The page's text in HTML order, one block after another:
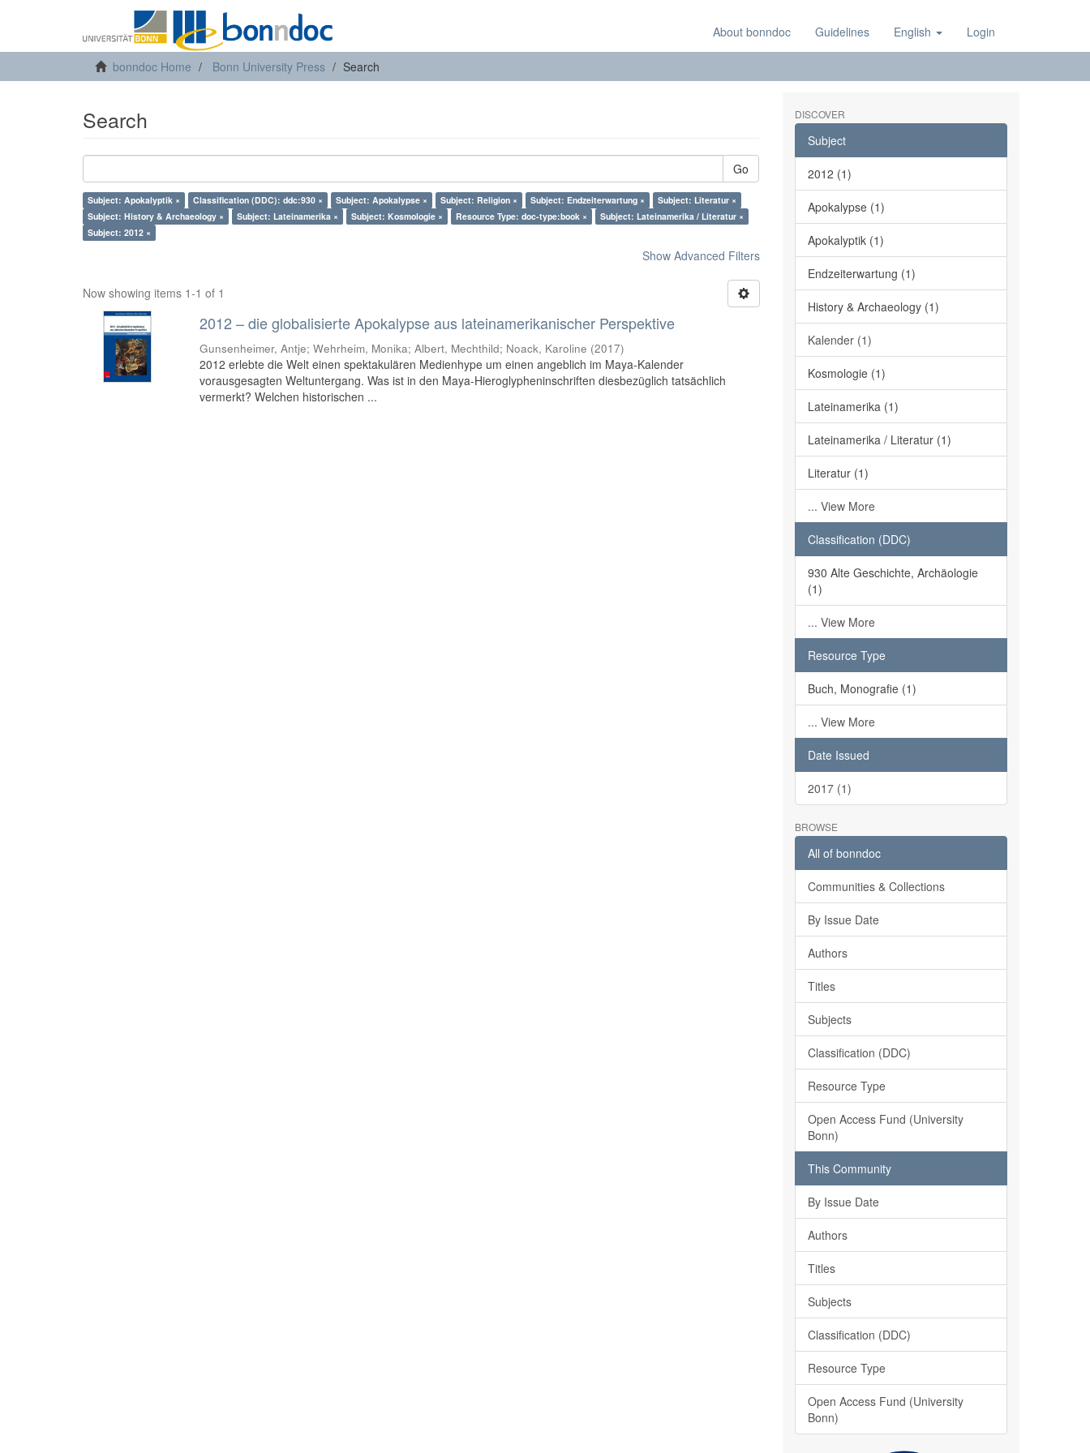
About bonndoc Guidelines English Login
bonndoc Home Bonn University Press Search
Search
Go
Subject: Apokalyptik × Classification (DDC): ddc:930 × Subject: Apokalypse × Subject: Religion × Subject: Endzeiterwartung ×
Subject: Literatur ×
Subject: History & Archaeology ×
Subject: Lateinamerika × Subject: Kosmologie × Resource Type: doc-type:book ×
Subject: Lateinamerika / Literatur ×
Subject: 2012 ×
Show Advanced Filters
Now showing items 1-1 of 1
2012 – die globalisierte Apokalypse aus lateinamerikanischer Perspektive
Gunsenheimer, Antje; Wehrheim, Monika; Albert, Mechthild; Noack, Karoline (2017)
2012 erlebte die Welt einen spektakulären Medienhype um einen angeblich im Maya-Kalender
vorausgesagten Weltuntergang. Was ist in den Maya-Hieroglypheninschriften diesbezüglich tatsächlich
vermerkt? Welchen historischen ...
DISCOVER
Subject
2012 (1)
Apokalypse (1)
Apokalyptik (1)
Endzeiterwartung (1)
History & Archaeology (1)
Kalender (1)
Kosmologie (1)
Lateinamerika (1)
Lateinamerika / Literatur (1)
Literatur (1)
... View More
Classification (DDC)
930 Alte Geschichte, Archäologie
(1)
... View More
Resource Type
Buch, Monografie (1)
... View More
Date Issued
2017 (1)
BROWSE
All of bonndoc
Communities & Collections
By Issue Date
Authors
Titles
Subjects
Classification (DDC)
Resource Type
Open Access Fund (University
Bonn)
This Community
By Issue Date
Authors
Titles
Subjects
Classification (DDC)
Resource Type
Open Access Fund (University
Bonn)